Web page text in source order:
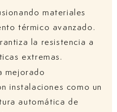
materiales
térmico avanzado.
la resistencia a
extremas.
mejorado
instalaciones como un
automática de